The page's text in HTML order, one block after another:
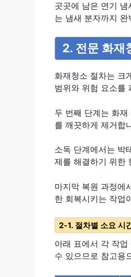
곳곳에 남은 연기
는 냄새 분자까지
2. 전문 화재
화재청소 절차는 크
범위와 위험 요소를
두 번째 단계는 화
를 깨끗하게 제거합
소독 단계에서는 박
제를 해결하기 위한
마지막 복원 과정에
한 회복시키는 작업
2-1. 절차별 소요 시
아래 표에서 각 작
수 있으므로 참고용